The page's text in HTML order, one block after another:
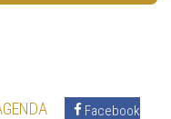
Facebook